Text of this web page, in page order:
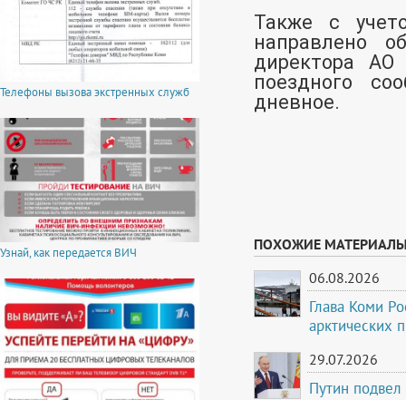
Телефоны вызова экстренных служб
Узнай, как передается ВИЧ
Также с
направлено
директора АО
поездного
дневное.
ПОХОЖИЕ
06.08.2026
Глава Коми
арктических
29.07.2026
Путин